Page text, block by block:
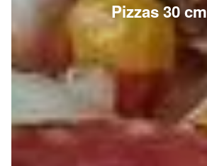
Pizzas 30 cm